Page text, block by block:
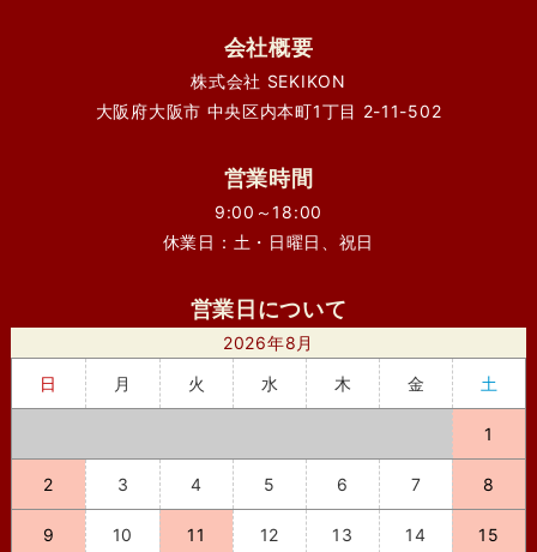
会社概要
株式会社 SEKIKON
大阪府大阪市 中央区内本町1丁目 2-11-502
営業時間
9:00～18:00
休業日：土・日曜日、祝日
営業日について
2026年8月
日
月 火 水 木 金 土
1
2 3 4 5 6 7 8
9 10 11 12 13 14 15